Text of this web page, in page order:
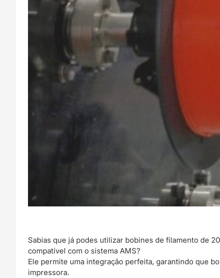
Sabias que já podes utilizar bobines de filamento de
compatível com o sistema AMS?
Ele permite uma integração perfeita, garantindo que
impressora.